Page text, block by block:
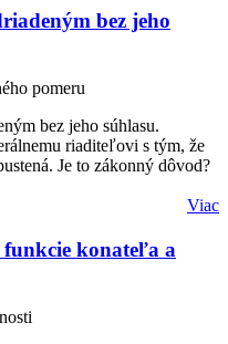
bez jeho
pomeru
bez jeho súhlasu.
riaditeľovi s tým, že
Je to zákonný dôvod?
Viac
funkcie konateľa a